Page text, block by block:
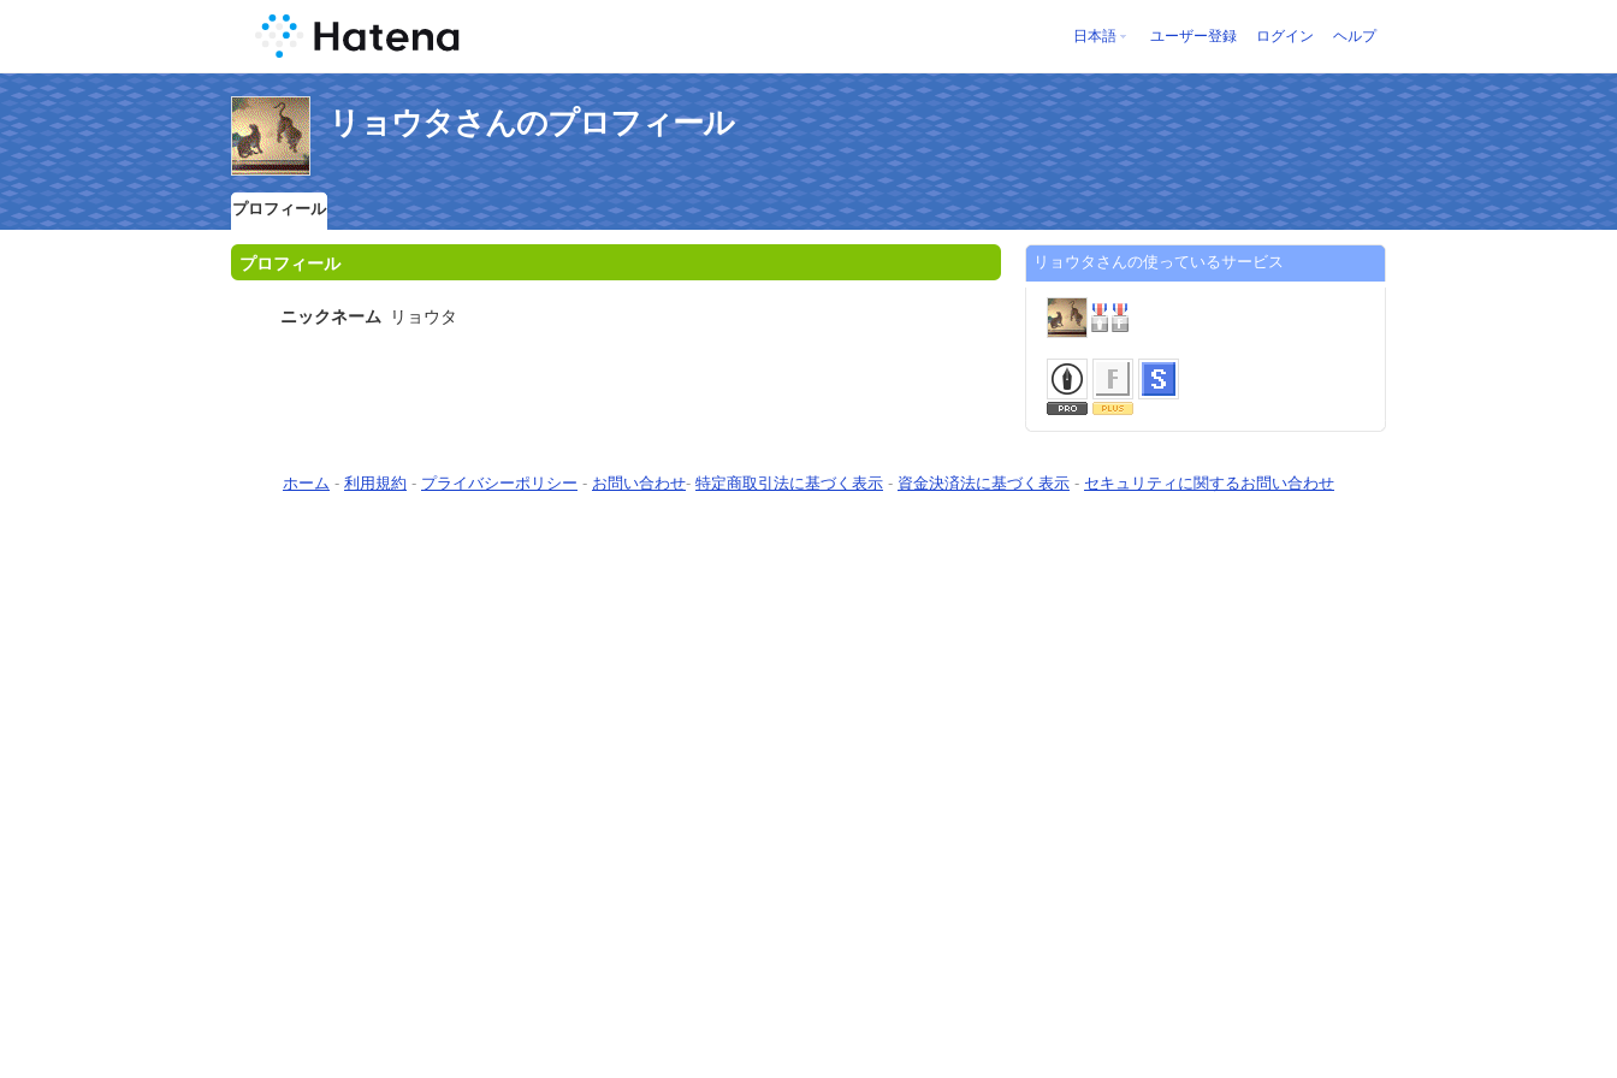
日本語 ユーザー登録 ログイン ヘルプ
リョウタさんのプロフィール
プロフィール
プロフィール
ニックネーム リョウタ
リョウタさんの使っているサービス
ホーム - 利用規約 - プライバシーポリシー - お問い合わせ- 特定商取引法に基づく表示 - 資金決済法に基づく表示 - セキュリティに関するお問い合わせ